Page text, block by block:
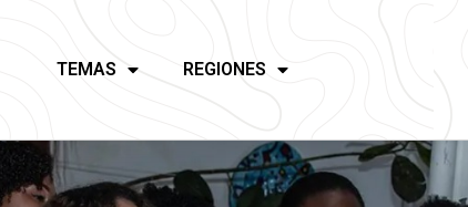
TEMAS REGIONES